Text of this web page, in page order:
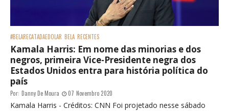
#BELARECATADAEDOLAR BELA RECENTES
Kamala Harris: Em nome das minorias e dos
negros, primeira Vice-Presidente negra dos
Estados Unidos entra para história política do
país
Por: Danny De Moura 07 Novembro 2020
Kamala Harris - Créditos: CNN Foi projetado nesse sábado